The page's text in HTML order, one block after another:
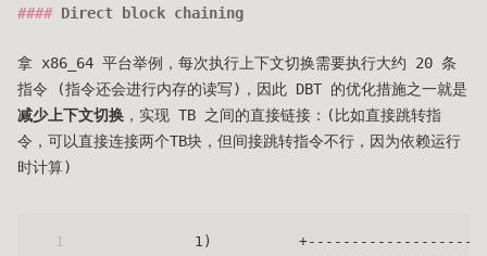
Direct block chaining
拿 x86_64 平台举例，每次执行上下文切换需要执行大约 20 条
指令 (指令还会进行内存的读写)，因此 DBT 的优化措施之一就是
减少上下文切换 ，实现 TB 之间的直接链接：(比如直接跳转指
令，可以直接连接两个TB块，但间接跳转指令不行，因为依赖运行
时计算)
1
1)